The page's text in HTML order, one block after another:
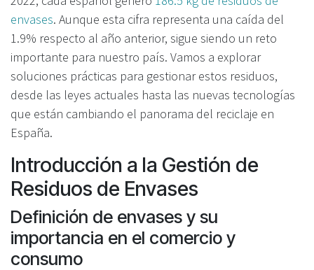
envases. Aunque esta cifra representa una caída del
1.9% respecto al año anterior, sigue siendo un reto
importante para nuestro país. Vamos a explorar
soluciones prácticas para gestionar estos residuos,
desde las leyes actuales hasta las nuevas tecnologías
que están cambiando el panorama del reciclaje en
España.
Introducción a la Gestión de
Residuos de Envases
Definición de envases y su
importancia en el comercio y
consumo